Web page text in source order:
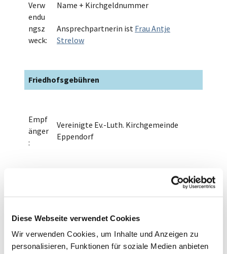
Diese Webseite verwendet Cookies
Wir verwenden Cookies, um Inhalte und Anzeigen zu
personalisieren, Funktionen für soziale Medien anbieten
Verw
endu
ngsz
weck:
Name + Kirchgeldnummer
Ansprechpartnerin ist Frau Antje
Strelow
Friedhofsgebühren
Empf
änger
:
Vereinigte Ev.-Luth. Kirchgemeinde
Eppendorf
g: